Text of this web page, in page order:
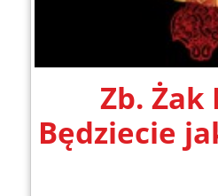
Zb. Żak
Będziecie